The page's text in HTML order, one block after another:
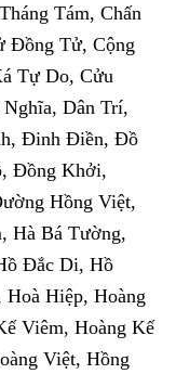
Tám, Chấn
Đồng Tử, Cộng
Tự Do, Cửu
Dân Trí,
Đinh Điền, Đồ
Đồng Khởi,
Hồng Việt,
Hà Bá Tường,
Đắc Di, Hồ
Hiệp, Hoàng
Viêm, Hoàng Kế
Việt, Hồng